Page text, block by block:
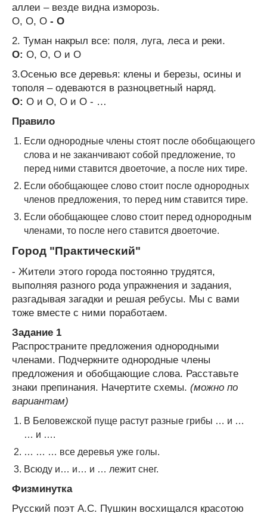
аллеи – везде видна изморозь.
О, О, О - О
2. Туман накрыл все: поля, луга, леса и реки.
О: О, О, О и О
3.Осенью все деревья: клены и березы, осины и
тополя – одеваются в разноцветный наряд.
О: О и О, О и О - …
Правило
Если однородные члены стоят после обобщающего
слова и не заканчивают собой предложение, то
перед ними ставится двоеточие, а после них тире.
Если обобщающее слово стоит после однородных
членов предложения, то перед ним ставится тире.
Если обобщающее слово стоит перед однородным
членами, то после него ставится двоеточие.
Город "Практический"
- Жители этого города постоянно трудятся,
выполняя разного рода упражнения и задания,
разгадывая загадки и решая ребусы. Мы с вами
тоже вместе с ними поработаем.
Задание 1
Распространите предложения однородными
членами. Подчеркните однородные члены
предложения и обобщающие слова. Расставьте
знаки препинания. Начертите схемы. (можно по
вариантам)
В Беловежской пуще растут разные грибы … и …
… и ….
… … … все деревья уже голы.
Всюду и… и… и … лежит снег.
Физминутка
Русский поэт А.С. Пушкин восхищался красотою